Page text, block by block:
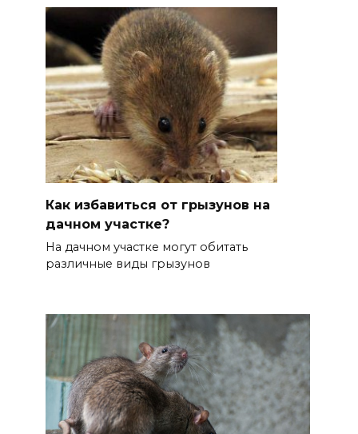
Как избавиться от грызунов на
дачном участке?
На дачном участке могут обитать
различные виды грызунов